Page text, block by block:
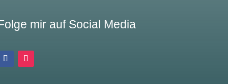
mir auf Social Media